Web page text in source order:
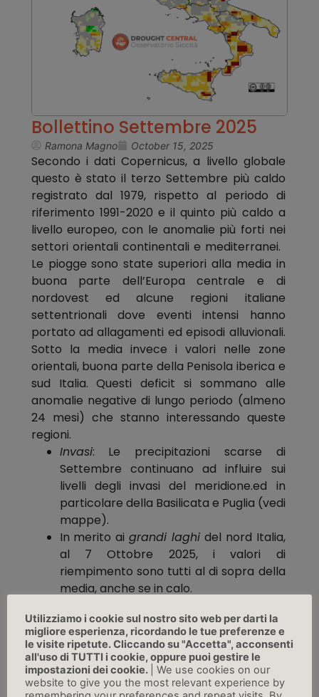
Bollettino Settembre 2025
Ramona Magno October 15, 2025
Secondo i dati Copernicus, a livello globale
questo è stato il terzo Settembre più caldo
registrato dal 1979, rispetto al periodo di
riferimento 1991-2020 e il quinto più caldo a
livello europeo, con le anomalie più forti nei
settori orientali continentali e mediterranei.
Le piogge sono state superiori alla media in
buona parte dell’Europa centrale e di
nordovest ed alcune regioni italiane
settentrionali dove eventi intensi hanno
portato ad allagamenti ed episodi alluvionali.
Sotto la media invece i valori nelle zone
orientali, buona parte della Penisola iberica e
sud Italia. Questi deficit si sommano alle
anomalie negative di lungo periodo (almeno
24 mesi) che stanno interessando queste
regioni.
Invasi: Le precipitazioni scarse di
Settembre continuano ad influire sui
livelli degli invasi del meridione.ed in
particolare della Basilicata e Puglia (vedi
mappe).
In merito ai grandi laghidel nord Italia,
al 7 Ottobre 2025, i valori di
riempimento sono tutti al di sopra della
media, anche se in calo.
Per quanto riguarda letemperature dell’aria
del trimestre Ottobre-Dicembre 2025, i dati
d’insieme dei maggiori centri europei per le
previsioni a medio termine prevedono valori
Utilizziamo i cookie sul nostro sito web per darti la
migliore esperienza, ricordando le tue preferenze e
le visite ripetute. Cliccando su "Accetta", acconsenti
all'uso di TUTTI i cookie, oppure puoi gestire le
impostazioni dei cookie.
| We use cookies on our
website to give you the most relevant experience by